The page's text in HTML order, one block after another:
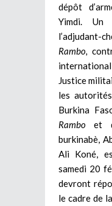
dépôt
Yimdi. Un
Rambo,
Justice
les
Burkina
Rambo et
burkinabè,
Ali Koné,
samedi 20
devront
le cadre de